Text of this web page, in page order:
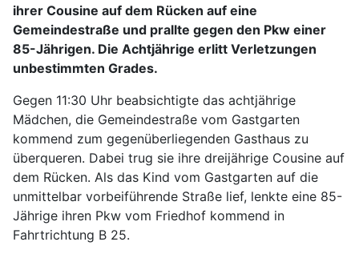
ihrer Cousine auf dem Rücken auf eine
Gemeindestraße und prallte gegen den Pkw einer
85-Jährigen. Die Achtjährige erlitt Verletzungen
unbestimmten Grades.
Gegen 11:30 Uhr beabsichtigte das achtjährige
Mädchen, die Gemeindestraße vom Gastgarten
kommend zum gegenüberliegenden Gasthaus zu
überqueren. Dabei trug sie ihre dreijährige Cousine auf
dem Rücken. Als das Kind vom Gastgarten auf die
unmittelbar vorbeiführende Straße lief, lenkte eine 85-
Jährige ihren Pkw vom Friedhof kommend in
Fahrtrichtung B 25.